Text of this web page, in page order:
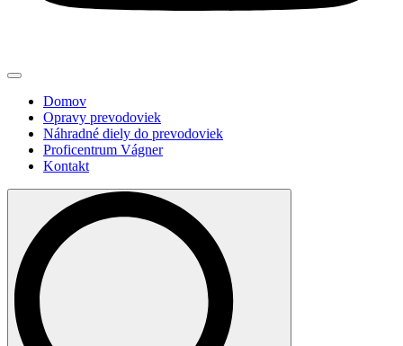
Domov
Opravy prevodoviek
Náhradné diely do prevodoviek
Proficentrum Vágner
Kontakt